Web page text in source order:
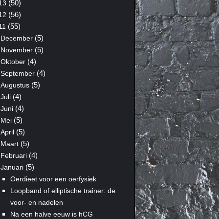
(50)
(56)
(55)
December(5)
November(5)
Oktober(4)
September(4)
Augustus(5)
Juli(4)
Juni(4)
Mei(5)
April(5)
Maart(5)
Februari(4)
Januari(5)
Oerdieet voor een oerfysiek
Loopband of elliptische trainer: de
voor- en nadelen
Na een halve eeuw is hCG